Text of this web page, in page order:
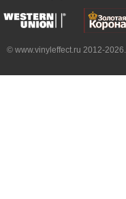
© www.vinyleffect.ru 2012-